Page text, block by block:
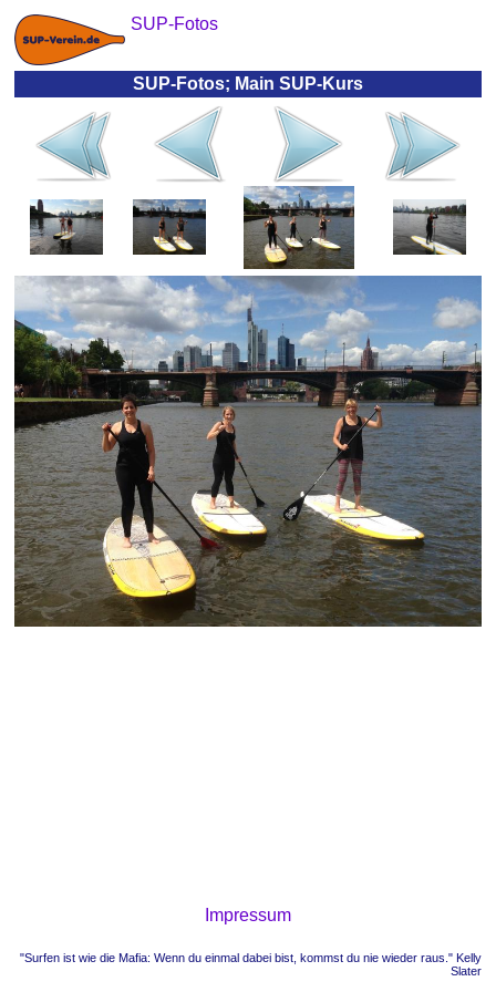
SUP-Fotos
SUP-Fotos; Main SUP-Kurs
Impressum
"Surfen ist wie die Mafia: Wenn du einmal dabei bist, kommst du nie wieder raus." Kelly
Slater